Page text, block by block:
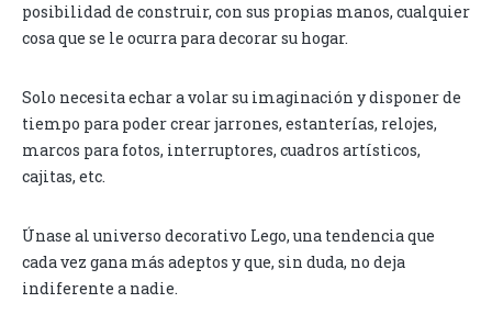
posibilidad de construir, con sus propias manos, cualquier
cosa que se le ocurra para decorar su hogar.
Solo necesita echar a volar su imaginación y disponer de
tiempo para poder crear jarrones, estanterías, relojes,
marcos para fotos, interruptores, cuadros artísticos,
cajitas, etc.
Únase al universo decorativo Lego, una tendencia que
cada vez gana más adeptos y que, sin duda, no deja
indiferente a nadie.